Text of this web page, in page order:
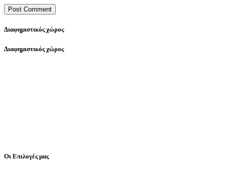
Διαφημιστικός χώρος
Διαφημιστικός χώρος
Οι Επιλογές μας